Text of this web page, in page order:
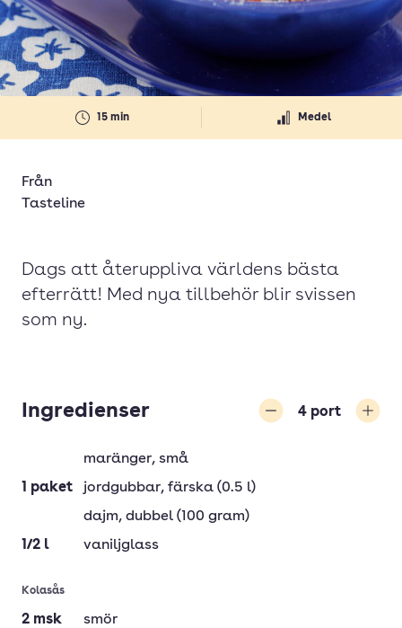
15 min Medel
Från
Tasteline
Dags att återuppliva världens bästa
efterrätt! Med nya tillbehör blir svissen
som ny.
Ingredienser 4 port
maränger, små
1 paket jordgubbar, färska (0.5 l)
dajm, dubbel (100 gram)
1/2 l vaniljglass
Kolasås
2 msk
smör